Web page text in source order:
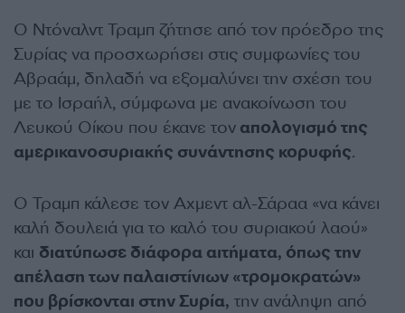
Ο Ντόναλντ Τραμπ ζήτησε από τον πρόεδρο της
Συρίας να προσχωρήσει στις συμφωνίες του
Αβραάμ, δηλαδή να εξομαλύνει την σχέση του
με το Ισραήλ, σύμφωνα με ανακοίνωση του
Λευκού Οίκου που έκανε τον απολογισμό της
αμερικανοσυριακής συνάντησης κορυφής.
Ο Τραμπ κάλεσε τον Αχμεντ αλ-Σάραα «να κάνει
καλή δουλειά για το καλό του συριακού λαού»
και διατύπωσε διάφορα αιτήματα, όπως την
απέλαση των παλαιστίνιων «τρομοκρατών»
που βρίσκονται στην Συρία, την ανάληψη από